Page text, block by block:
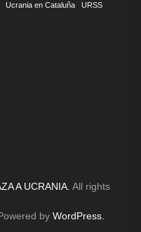
Ucrania en Cataluña URSS
A UCRANIA. All rights
by WordPress.